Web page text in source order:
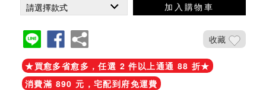
加入購物車
收藏
★買愈多省愈多，任選 2 件以上通通 88 折★
消費滿 890 元，宅配到府免運費